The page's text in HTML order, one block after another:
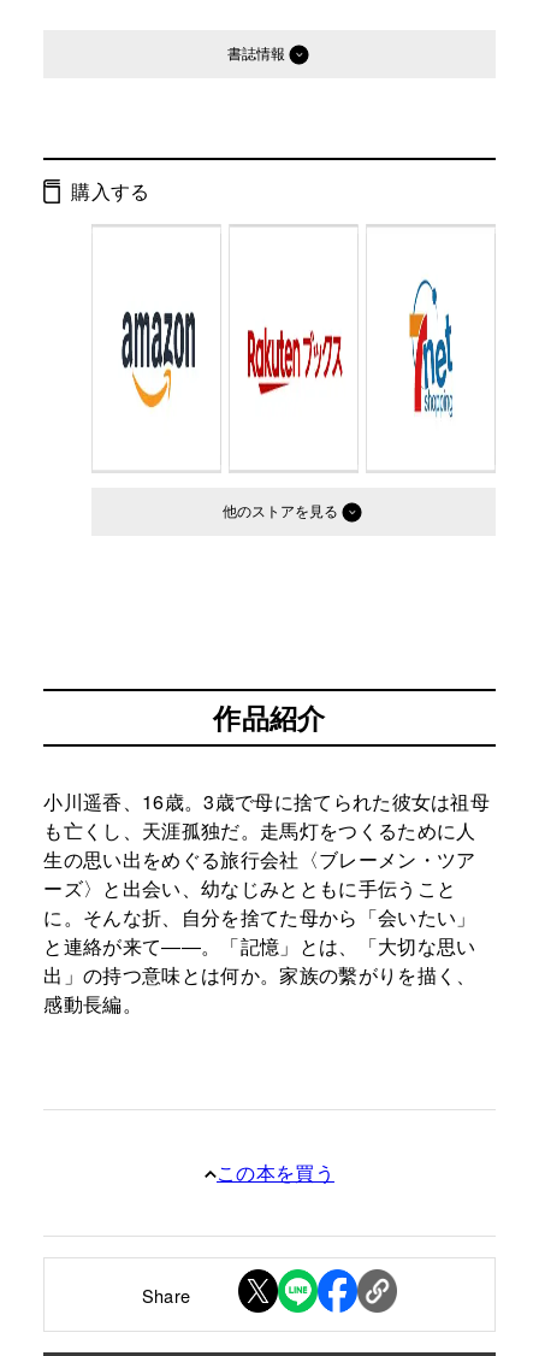
書誌情報
ISBN： 9784344434714
判型：
購入する
他のストア
作品紹介
小川遥香、16歳。3歳で母に捨てられた彼女は祖母
も亡くし、天涯孤独だ。走馬灯をつくるために人
生の思い出をめぐる旅行会社〈ブレーメン・ツア
ーズ〉と出会い、幼なじみとともに手伝うこと
に。そんな折、自分を捨てた母から「会いたい」
と連絡が来て――。「記憶」とは、「大切な思い
出」の持つ意味とは何か。家族の繫がりを描く、
感動長編。
この本を買う
Share